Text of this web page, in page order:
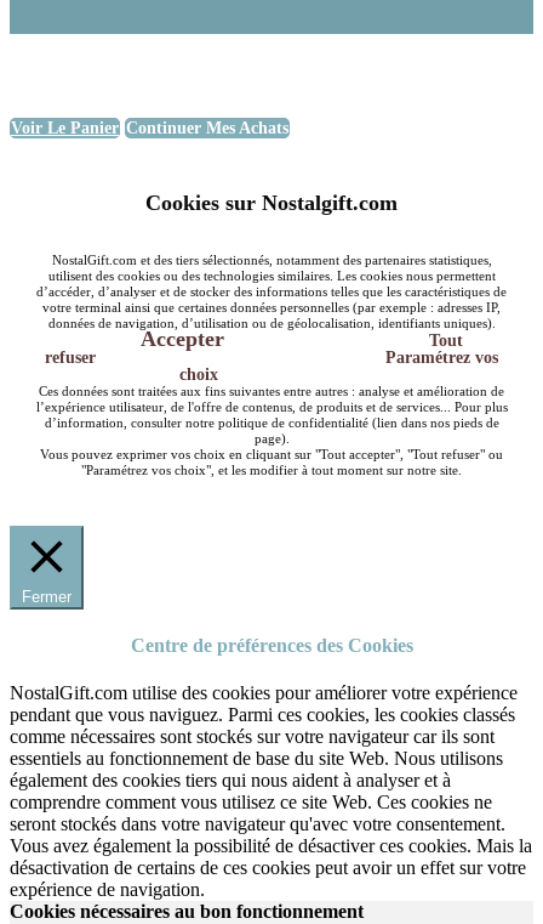
Voir Le Panier Continuer Mes Achats
Cookies sur Nostalgift.com
NostalGift.com et des tiers sélectionnés, notamment des partenaires statistiques,
utilisent des cookies ou des technologies similaires. Les cookies nous permettent
d’accéder, d’analyser et de stocker des informations telles que les caractéristiques de
votre terminal ainsi que certaines données personnelles (par exemple : adresses IP,
données de navigation, d’utilisation ou de géolocalisation, identifiants uniques).
Accepter
Tout
refuser
Paramétrez vos
choix
Ces données sont traitées aux fins suivantes entre autres : analyse et amélioration de
l’expérience utilisateur, de l'offre de contenus, de produits et de services... Pour plus
d’information, consulter notre politique de confidentialité (lien dans nos pieds de
page).
Vous pouvez exprimer vos choix en cliquant sur "Tout accepter", "Tout refuser" ou
"Paramétrez vos choix", et les modifier à tout moment sur notre site.
Fermer
Centre de préférences des Cookies
NostalGift.com utilise des cookies pour améliorer votre expérience
pendant que vous naviguez. Parmi ces cookies, les cookies classés
comme nécessaires sont stockés sur votre navigateur car ils sont
essentiels au fonctionnement de base du site Web. Nous utilisons
également des cookies tiers qui nous aident à analyser et à
comprendre comment vous utilisez ce site Web. Ces cookies ne
seront stockés dans votre navigateur qu'avec votre consentement.
Vous avez également la possibilité de désactiver ces cookies. Mais la
désactivation de certains de ces cookies peut avoir un effet sur votre
expérience de navigation.
Cookies nécessaires au bon fonctionnement